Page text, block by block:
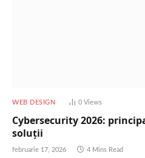
WEB DESIGN 0 Views
Cybersecurity 2026:
soluții
februarie 17, 2026 4 Mins Read